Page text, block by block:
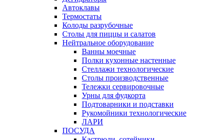
Автоклавы
Термостаты
Колоды разрубочные
Столы для пиццы и салатов
Нейтральное оборудование
Ванны моечные
Полки кухонные настенные
Стеллажи технологические
Столы производственные
Тележки сервировочные
Урны для фудкорта
Подтоварники и подставки
Рукомойники технологические
ЛАРИ
ПОСУДА